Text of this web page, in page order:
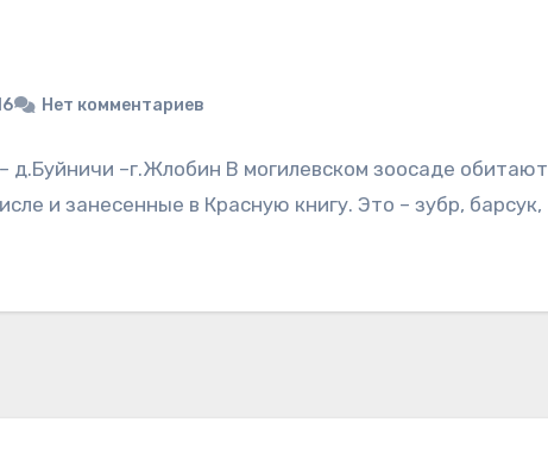
Нет комментариев
д.Буйничи –г.Жлобин В могилевском зоосаде обитают
и занесенные в Красную книгу. Это – зубр, барсук,